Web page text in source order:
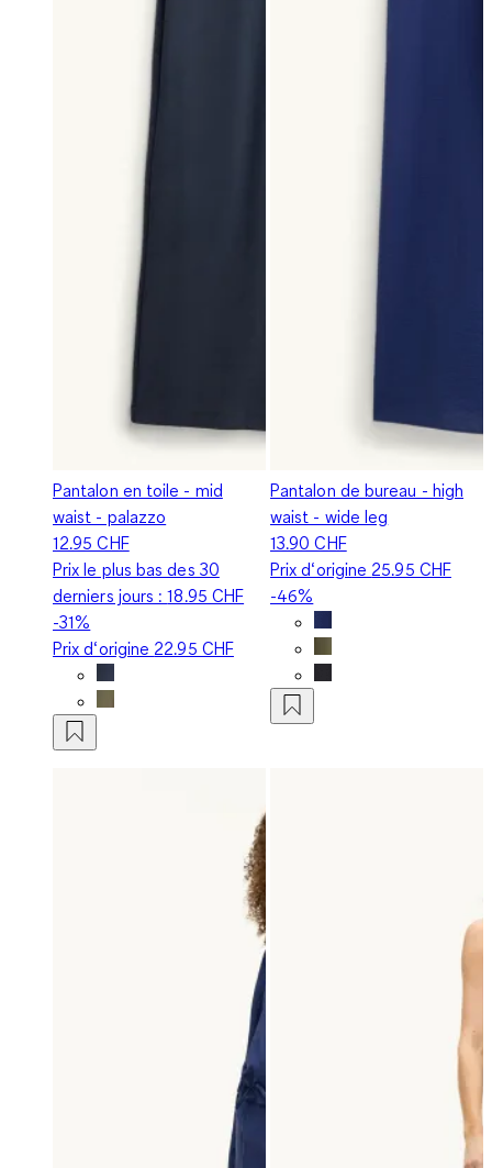
Pantalon en toile - mid
waist - palazzo
12.95 CHF
Prix le plus bas des 30
derniers jours :18.95 CHF
-31%
Prix d‘origine 22.95 CHF
Pantalon de bureau - high
waist - wide leg
13.90 CHF
Prix d‘origine 25.95 CHF
-46%